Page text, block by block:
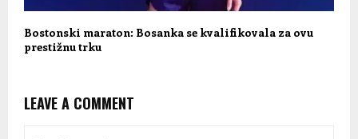
Bostonski maraton: Bosanka se kvalifikovala za ovu
prestižnu trku
LEAVE A COMMENT